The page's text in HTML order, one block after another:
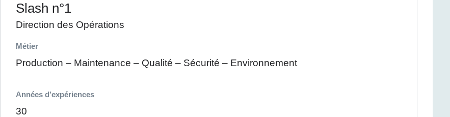
Slash n°1
Direction des Opérations
Métier
Production – Maintenance – Qualité – Sécurité – Environnement
Années d’expériences
30